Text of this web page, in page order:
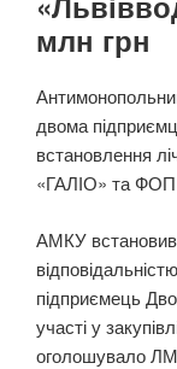
млн грн
двома
встановлення
«ГАЛІО» та
АМКУ встановив
підприємець
участі у
оголошувало